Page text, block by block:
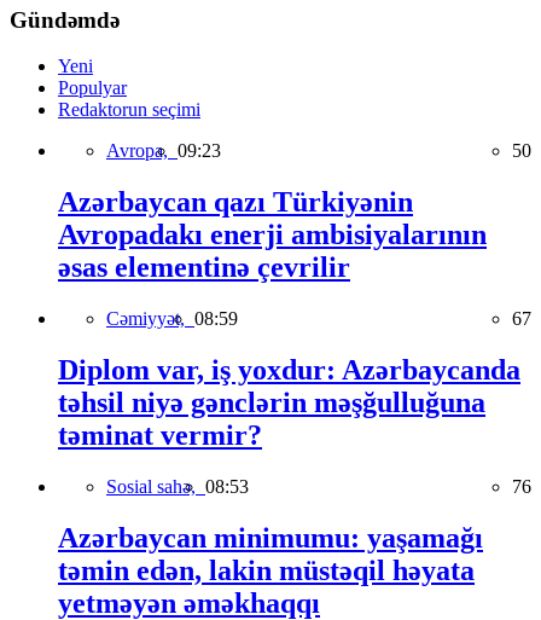
Gündəmdə
Yeni
Populyar
Redaktorun seçimi
Avropa, 09:23 50
Azərbaycan qazı Türkiyənin
Avropadakı enerji ambisiyalarının
əsas elementinə çevrilir
Cəmiyyət, 08:59 67
Diplom var, iş yoxdur: Azərbaycanda
təhsil niyə gənclərin məşğulluğuna
təminat vermir?
Sosial sahə, 08:53 76
Azərbaycan minimumu: yaşamağı
təmin edən, lakin müstəqil həyata
yetməyən əməkhaqqı